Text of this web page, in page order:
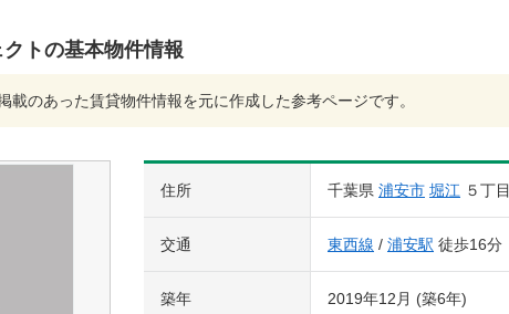
トの基本物件情報
載のあった賃貸物件情報を元に作成した参考ページです。
住所 千葉県 浦安市 堀江 ５丁目
交通 東西線 / 浦安駅 徒歩16分
築年 2019年12月 (築6年)